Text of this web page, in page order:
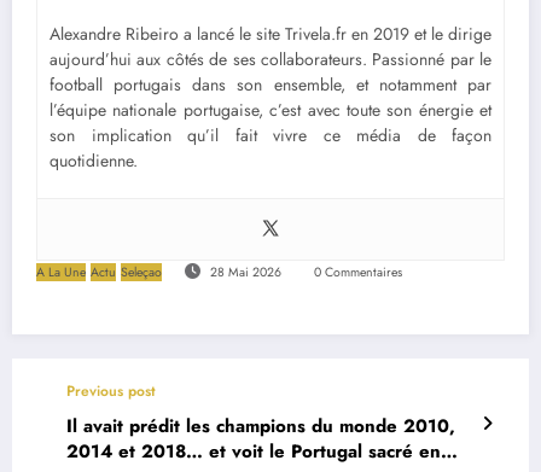
Alexandre Ribeiro a lancé le site Trivela.fr en 2019 et le dirige
aujourd’hui aux côtés de ses collaborateurs. Passionné par le
football portugais dans son ensemble, et notamment par
l’équipe nationale portugaise, c’est avec toute son énergie et
son implication qu’il fait vivre ce média de façon
quotidienne.
A La Une Actu Seleçao 28 Mai 2026 0 Commentaires
Previous post
Il avait prédit les champions du monde 2010,
2014 et 2018… et voit le Portugal sacré en